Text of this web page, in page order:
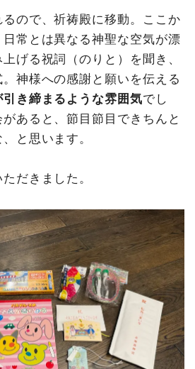
ので、祈祷殿に移動。ここか
常とは異なる神聖な空気が漂
げる祝詞（のりと）を聞き、
神様への感謝と願いを伝える
引き締まるような雰囲気でし
あると、節目節目できちんと
と思います。
ただきました。